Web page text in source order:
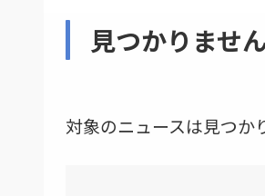
見つかりませ
対象のニュースは見つか